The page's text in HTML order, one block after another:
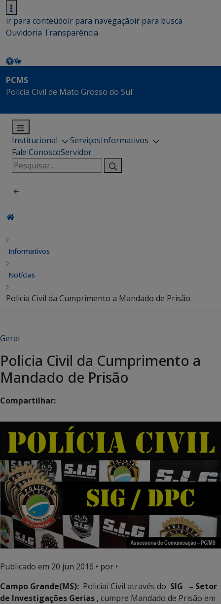
ir para conteúdoir para navegaçãoir para busca
Ouvidoria Transparência
PCMS
Polícia Civil de Mato Grosso do Sul
Institucional ServiçosInformativos
Fale ConoscoServidor
Pesquisar
por:
Informativos
Notícias
Policia Civil da Cumprimento a Mandado de Prisão
Geral
Policia Civil da Cumprimento a
Mandado de Prisão
Compartilhar:
Publicado em 20 jun 2016 • por •
Campo Grande(MS): Policiai Civil através do SIG – Setor
de Investigações Gerias , cumpre Mandado de Prisão em